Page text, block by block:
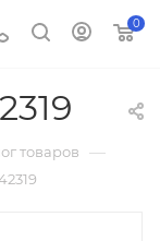
0
товаров —